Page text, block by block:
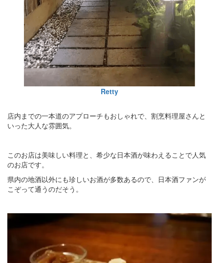
Retty
店内までの一本道のアプローチもおしゃれで、割烹料理屋さんと
いった大人な雰囲気。
このお店は美味しい料理と、希少な日本酒が味わえることで人気
のお店です。
県内の地酒以外にも珍しいお酒が多数あるので、日本酒ファンが
こぞって通うのだそう。